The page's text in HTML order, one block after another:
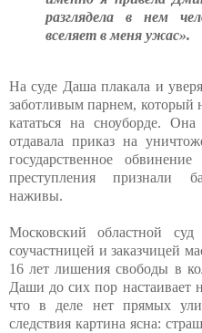
разглядела в нем
вселяет в меня ужас».
На суде Даша плакала и
заботливым парнем,
кататься на сноуборде.
отдавала приказ на
государственное
преступления признали
наживы.
Московский областной
соучастницей и заказчицей
16 лет лишения свободы в
Даши до сих пор настаивает
что в деле нет прямых
следствия картина ясна: